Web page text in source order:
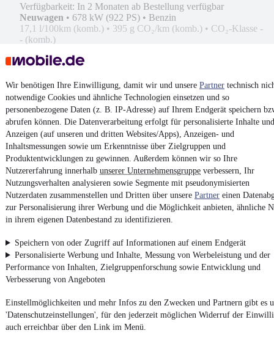
Wir benötigen Ihre Einwilligung, damit wir und unsere Partner technisch
notwendige Cookies und ähnliche Technologien einsetzen und so
personenbezogene Daten (z. B. IP-Adresse) auf Ihrem Endgerät speichern
abrufen können. Die Datenverarbeitung erfolgt für personalisierte Inhalte und
Anzeigen (auf unseren und dritten Websites/Apps), Anzeigen- und
Inhaltsmessungen sowie um Erkenntnisse über Zielgruppen und
Produktentwicklungen zu gewinnen. Außerdem können wir so Ihre
Nutzererfahrung innerhalb unserer Unternehmensgruppe verbessern, Ihr
Nutzungsverhalten analysieren sowie Segmente mit pseudonymisierten
Nutzerdaten zusammenstellen und Dritten über unsere Partner einen
zur Personalisierung ihrer Werbung und die Möglichkeit anbieten, ähnliche
in ihrem eigenen Datenbestand zu identifizieren.
Speichern von oder Zugriff auf Informationen auf einem Endgerät
Personalisierte Werbung und Inhalte, Messung von Werbeleistung und der
Performance von Inhalten, Zielgruppenforschung sowie Entwicklung und
Verbesserung von Angeboten
Einstellmöglichkeiten und mehr Infos zu den Zwecken und Partnern gibt es
'Datenschutzeinstellungen', für den jederzeit möglichen Widerruf der
auch erreichbar über den Link im Menü.
Verfügbarkeit: In 2 Monaten ab Bestellung verfügbar
Neuwagen • 678 kW (922 PS) • Benzin
17,1 l/100km (komb.) • 395 g CO₂/km (komb.) • CO₂-Klasse -
- (komb.)
¹MwSt. ausweisbar
4.6 Sterne
Nutze mobile.de schnell und einfach
App installieren
Impressum
AGB
Vertrag widerrufen
Datenschutz
Erklärung zur Barrierefreiheit
Report Security Vulnerability (English)